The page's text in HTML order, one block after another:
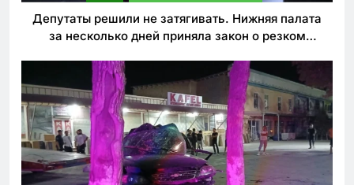
Депутаты решили не затягивать. Нижняя палата
за несколько дней приняла закон о резком